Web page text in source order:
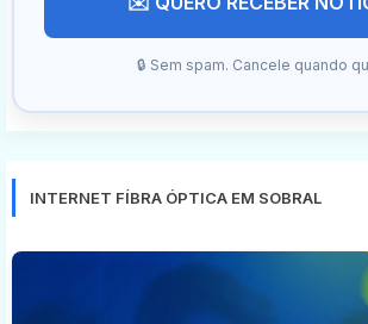
🔒 Sem spam. Cancele quando
INTERNET FÍBRA ÓPTICA EM SOBRAL